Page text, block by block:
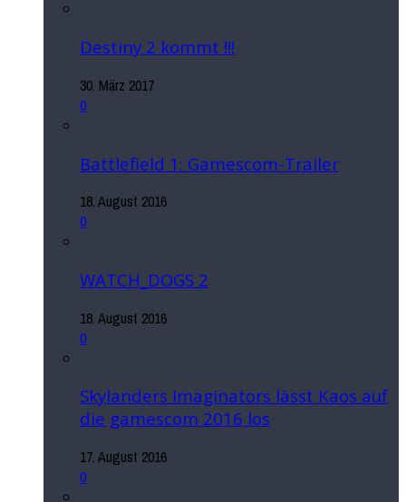
Destiny 2 kommt !!!
30. März 2017
0
Battlefield 1: Gamescom-Trailer
18. August 2016
0
WATCH_DOGS 2
18. August 2016
0
Skylanders Imaginators lässt Kaos auf
die gamescom 2016 los
17. August 2016
0